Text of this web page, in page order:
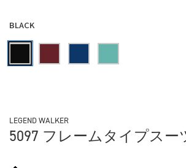
LEGEND WALKER
5097 フレームタイプスー
BLACK